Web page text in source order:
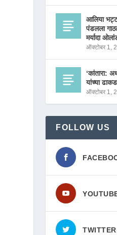
आलिया भट्ट
पंडलला
मर्यादा
ऑक्टोबर 1,
‘कांतारा:
यांच्या
ऑक्टोबर 1,
FOLLOW US
TWITTER